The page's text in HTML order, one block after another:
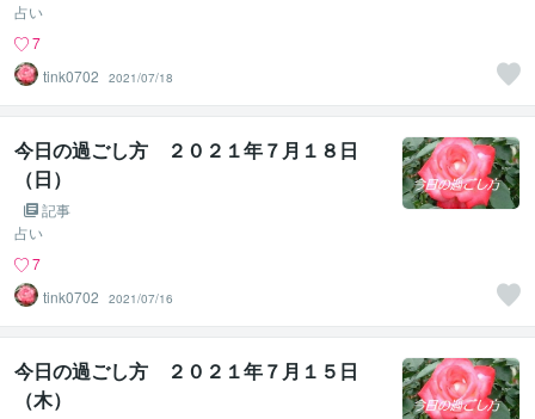
占い
7
tink0702
2021/07/18
今日の過ごし方 ２０２１年７月１８日
（日）
記事
占い
7
tink0702
2021/07/16
今日の過ごし方 ２０２１年７月１５日
（木）